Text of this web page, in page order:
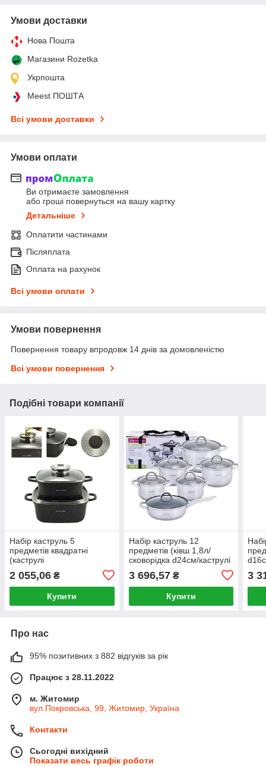
Умови доставки
Нова Пошта
Магазини Rozetka
Укрпошта
Meest ПОШТА
Всі умови доставки
Умови оплати
Ви отримаєте замовлення
або гроші повернуться на вашу картку
Детальніше
Оплатити частинами
Післяплата
Оплата на рахунок
Всі умови оплати
Умови повернення
Повернення товару впродовж 14 днів за домовленістю
Всі умови повернення
Подібні товари компанії
Набір каструль 5
предметів квадратні
(каструлі
прихватки) 4434 KAMILLE
2 055,06 ₴
Купити
Набір каструль 12
предметів (ківш 1,8л/
сковорідка d24см/каструлі
KAMILLE
3 696,57₴
Купити
3
Про нас
95% позитивних з 882 відгуків за рік
Працює з 28.11.2022
м. Житомир
вул.Покровська, 99, Житомир, Україна
Контакти
Сьогодні вихідний
Показати весь графік роботи